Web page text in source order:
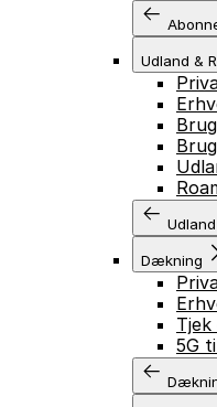
Udland &
Dækning
5G